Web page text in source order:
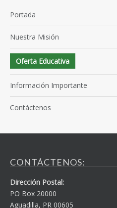
Portada
Nuestra Misión
Oferta Educativa
Información Importante
Contáctenos
CONTÁCTENOS:
Dirección Postal:
PO Box 20000
Aguadilla, PR 00605